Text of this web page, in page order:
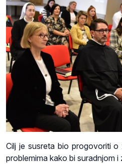
Cilj je susreta bio progovoriti o
problemima kako bi suradnjom